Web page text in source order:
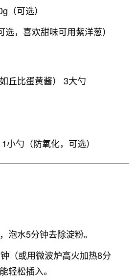
（可选）
选，喜欢甜味可用紫洋葱）
丘比蛋黄酱） 3大勺
小勺（防氧化，可选）
泡水5分钟去除淀粉。
（或用微波炉高火加热8分
轻松插入。